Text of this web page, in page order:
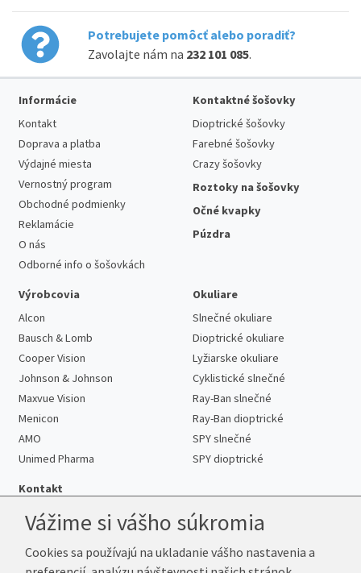
Potrebujete pomôcť alebo poradiť?
Zavolajte nám na 232 101 085.
Informácie
Kontakt
Doprava a platba
Výdajné miesta
Vernostný program
Obchodné podmienky
Reklamácie
O nás
Odborné info o šošovkách
Kontaktné šošovky
Dioptrické šošovky
Farebné šošovky
Crazy šošovky
Roztoky na šošovky
Očné kvapky
Púzdra
Výrobcovia
Alcon
Bausch & Lomb
Cooper Vision
Johnson & Johnson
Maxvue Vision
Menicon
AMO
Unimed Pharma
Okuliare
Slnečné okuliare
Dioptrické okuliare
Lyžiarske okuliare
Cyklistické slnečné
Ray-Ban slnečné
Ray-Ban dioptrické
SPY slnečné
SPY dioptrické
Kontakt
Telefón:+421 222 205 863
Vážime si vášho súkromia
Cookies sa používajú na ukladanie vášho nastavenia a